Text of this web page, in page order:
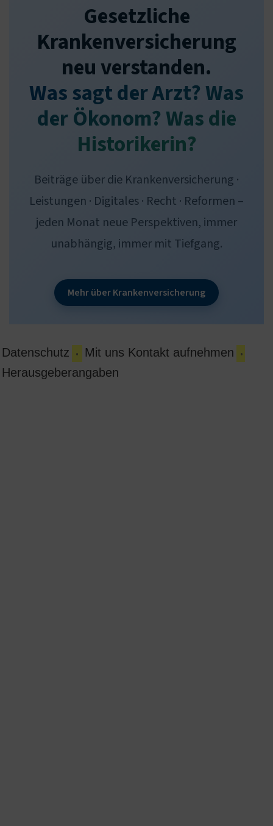
Gesetzliche
Krankenversicherung
neu verstanden.
Was sagt der Arzt? Was
der Ökonom? Was die
Historikerin?
Beiträge über die Krankenversicherung ·
Leistungen · Digitales · Recht · Reformen –
jeden Monat neue Perspektiven, immer
unabhängig, immer mit Tiefgang.
Mehr über Krankenversicherung
Datenschutz • Mit uns Kontakt aufnehmen •
Herausgeberangaben